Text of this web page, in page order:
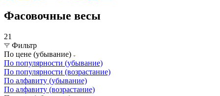
Фасовочные весы
21
Фильтр
По цене (убывание)
По популярности (убывание)
По популярности (возрастание)
По алфавиту (убывание)
По алфавиту (возрастание)